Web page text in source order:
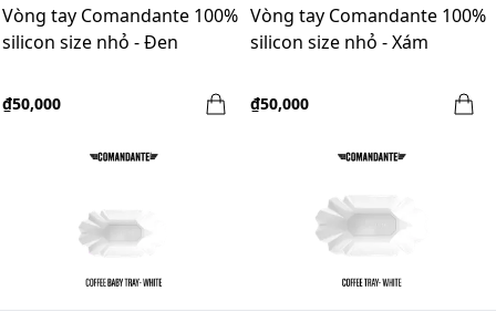
Vòng tay Comandante 100%
silicon size nhỏ - Đen
₫50,000
Vòng tay Comandante 100%
silicon size nhỏ - Xám
₫50,000